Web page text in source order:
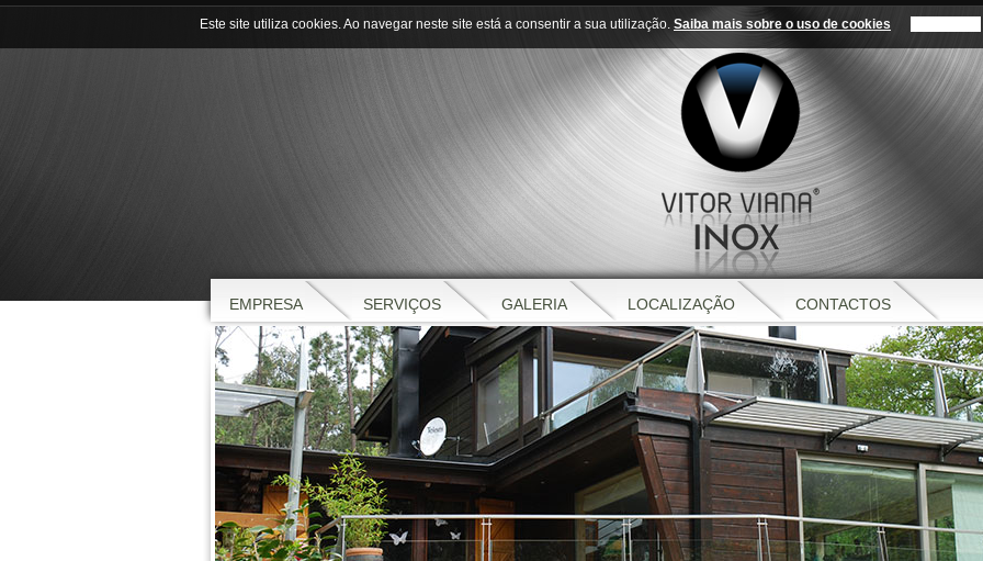
EMPRESA SERVIÇOS GALERIA LOCALIZAÇÃO CONTACTOS
Este site utiliza cookies. Ao navegar neste site está a consentir a sua utilização. Saiba mais sobre o uso de cookies